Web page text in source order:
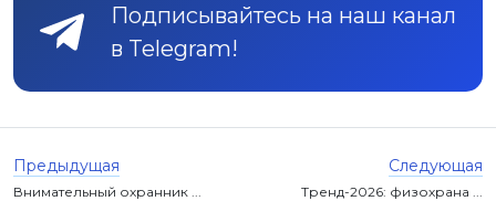
Подписывайтесь на наш канал
в Telegram!
Предыдущая
Внимательный охранник ...
Следующая
Тренд-2026: физохрана ...